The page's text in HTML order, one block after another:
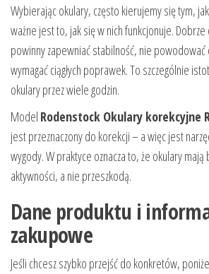
Wybierając okulary, często kierujemy się tym,
ważne jest to, jak się w nich funkcjonuje.
powinny zapewniać stabilność, nie
wymagać ciągłych poprawek. To szczególnie
okulary przez wiele godzin.
Model Rodenstock Okulary korekcyjne
jest przeznaczony do korekcji – a więc jest
wygody. W praktyce oznacza to, że okulary mają
aktywności, a nie przeszkodą.
Dane produktu i
zakupowe
Jeśli chcesz szybko przejść do konkretów,